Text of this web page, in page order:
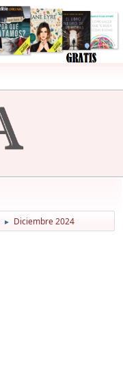
► Diciembre 2024